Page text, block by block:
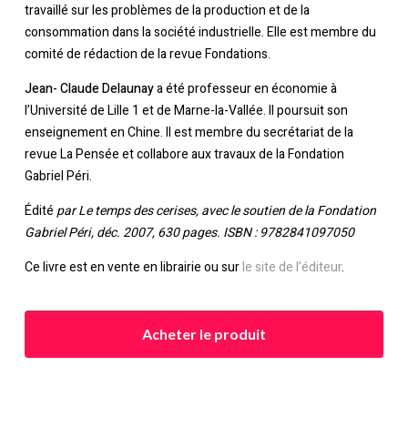
travaillé sur les problèmes de la production et de la
consommation dans la société industrielle. Elle est membre du
comité de rédaction de la revueFondations.
Jean- Claude Delaunaya été professeur en économie à
l’Université de Lille 1 et de Marne-la-Vallée. Il poursuit son
enseignement en Chine. Il est membre du secrétariat de la
revueLa Penséeet collabore aux travaux de la Fondation
Gabriel Péri.
Éditépar Le temps des cerises, avec le soutien de la Fondation
Gabriel Péri, déc. 2007, 630 pages. ISBN : 9782841097050
Ce livre est en vente en librairie ou surle site de l’éditeur.
Acheter le produit